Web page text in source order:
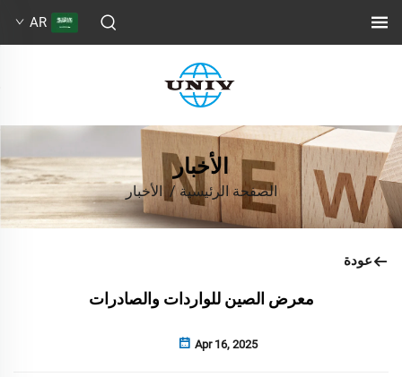
AR
الأخبار
الصفحة الرئيسية/ الأخبار
عودة
معرض الصين للواردات والصادرات
Apr 16, 2025